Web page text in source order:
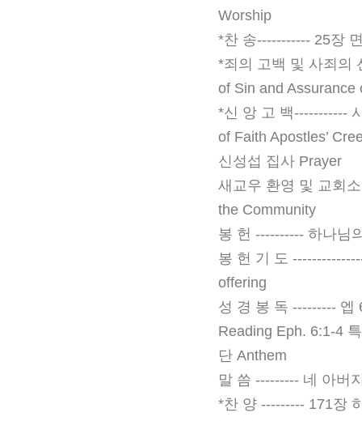
Worship
*찬 송----------- 25장
*죄의 고백 및 사죄의
of Sin and
*신 앙 고 백-----------
of Faith Apostles’
신성섭 집사 Prayer
새교우 환영 및 교회
the Community
봉 헌 ---------- 하나님
봉 헌 기 도
offering
성 경 봉 독 --------- 엡
Reading Eph. 6:1-4
단 Anthem
말 씀 --------- 네 아버
*찬 양 --------- 171장